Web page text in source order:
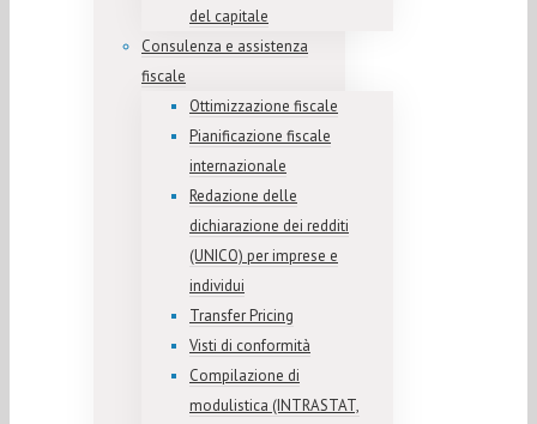
del capitale
Consulenza e assistenza
fiscale
Ottimizzazione fiscale
Pianificazione fiscale
internazionale
Redazione delle
dichiarazione dei redditi
(UNICO) per imprese e
individui
Transfer Pricing
Visti di conformità
Compilazione di
modulistica (INTRASTAT,